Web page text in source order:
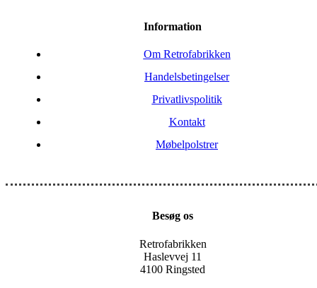
Information
Om Retrofabrikken
Handelsbetingelser
Privatlivspolitik
Kontakt
Møbelpolstrer
Besøg os
Retrofabrikken
Haslevvej 11
4100 Ringsted